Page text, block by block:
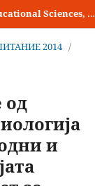
Воспитание / Vospitanie - Journal of Educational Sciences, Theory and Practice
2014 /
од
и